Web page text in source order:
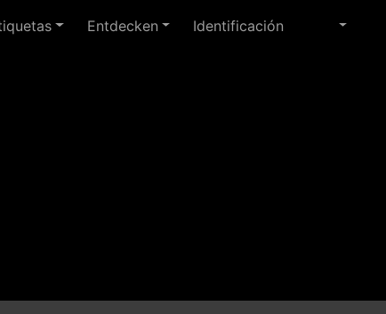
Entdecken Identificación